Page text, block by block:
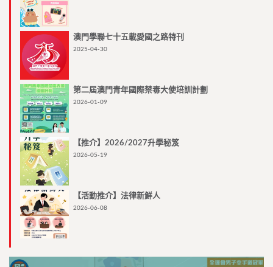
澳門學聯七十五載愛國之路特刊
2025-04-30
第二屆澳門青年國際禁毒大使培訓計劃
2026-01-09
【推介】2026/2027升學秘笈
2026-05-19
【活動推介】法律新鮮人
2026-06-08